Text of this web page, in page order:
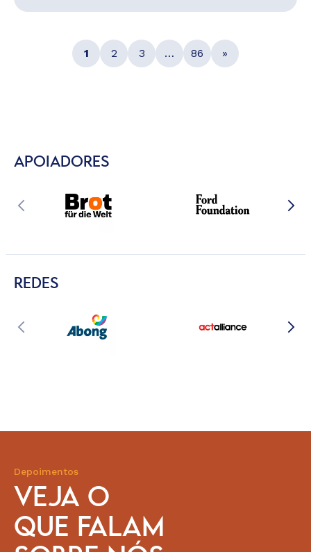
1 2 3 … 86 »
APOIADORES
REDES
Depoimentos
VEJA O
QUE FALAM